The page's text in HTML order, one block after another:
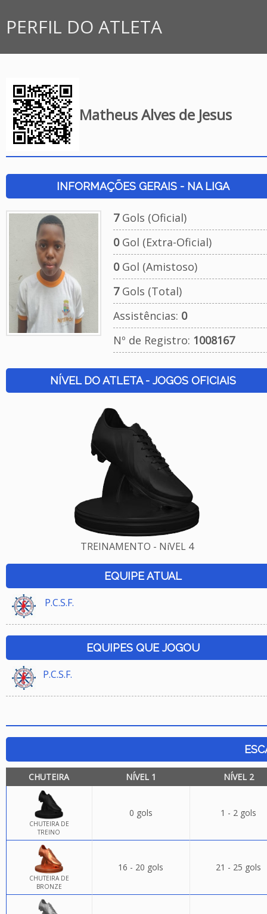
PERFIL DO ATLETA
Matheus Alves de Jesus
INFORMAÇÕES GERAIS - NA LIGA
7Gols (Oficial)
0Gol (Extra-Oficial)
0Gol (Amistoso)
7Gols (Total)
Assistências: 0
Nº de Registro: 1008167
NÍVEL DO ATLETA - JOGOS OFICIAIS
TREINAMENTO - NíVEL 4
EQUIPE ATUAL
P.C.S.F.
EQUIPES QUE JOGOU
P.C.S.F.
CHUTEIRA NÍVEL 1 NÍVEL 2
CHUTEIRA DE
TREINO
0 gols 1 - 2 gols
CHUTEIRA DE
BRONZE
16 - 20 gols 21 - 25 gols